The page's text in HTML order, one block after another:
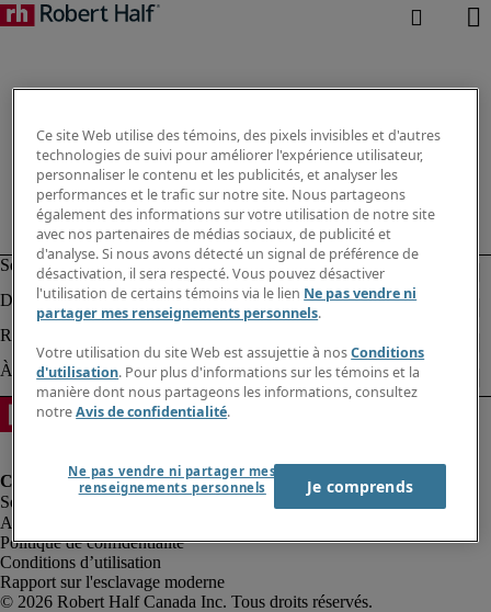
Alerte à la fraude
Politique de confidentialité
Conditions d’utilisation
Rapport sur l'esclavage moderne
Robert Half Canada Inc. Tous droits réservés.
Ce site Web utilise des témoins, des pixels invisibles et d'autres
technologies de suivi pour améliorer l'expérience utilisateur,
personnaliser le contenu et les publicités, et analyser les
performances et le trafic sur notre site. Nous partageons
également des informations sur votre utilisation de notre site
avec nos partenaires de médias sociaux, de publicité et
d'analyse. Si nous avons détecté un signal de préférence de
désactivation, il sera respecté. Vous pouvez désactiver
l'utilisation de certains témoins via le lien Ne pas vendre ni
partager mes renseignements personnels.
Votre utilisation du site Web est assujettie à nosConditions
d'utilisation. Pour plus d'informations sur les témoins et la
manière dont nous partageons les informations, consultez
notreAvis de confidentialité.
Ne pas vendre ni partager mes
renseignements personnels
Je comprends